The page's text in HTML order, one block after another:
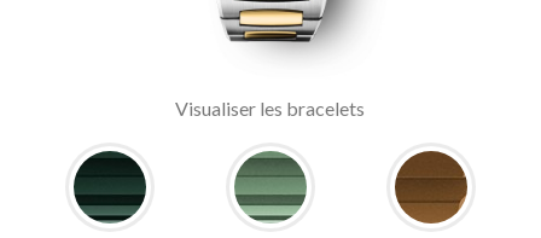
Visualiser les bracelets